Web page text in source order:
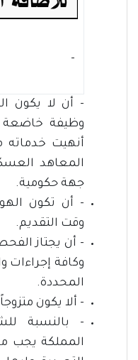
- ‏
- أن لا يكون
وظيفة خاضعة
أنهيت خدماته
المعاهد
جهة حكومية.
- أن تكون
وقت التقديم.
- أن يجتاز
وكافة إجراءات
المحددة.
- ألا يكون
- بالنسبة
المملكة يجب